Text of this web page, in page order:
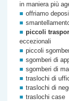
in maniera più
offriamo
piccoli
eccezionali
piccoli
sgomberi di
sgomberi di
traslochi di
traslochi di
traslochi case